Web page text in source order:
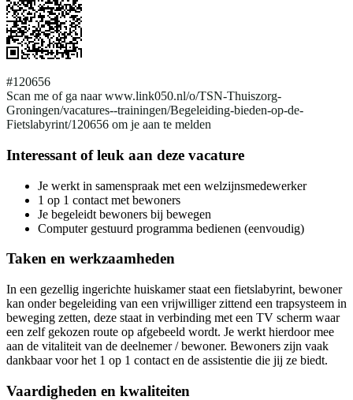
#120656
Scan me of ga naar www.link050.nl/o/TSN-Thuiszorg-
Groningen/vacatures--trainingen/Begeleiding-bieden-op-de-
Fietslabyrint/120656 om je aan te melden
Interessant of leuk aan deze vacature
Je werkt in samenspraak met een welzijnsmedewerker
1 op 1 contact met bewoners
Je begeleidt bewoners bij bewegen
Computer gestuurd programma bedienen (eenvoudig)
Taken en werkzaamheden
In een gezellig ingerichte huiskamer staat een fietslabyrint, bewoner
kan onder begeleiding van een vrijwilliger zittend een trapsysteem in
beweging zetten, deze staat in verbinding met een TV scherm waar
een zelf gekozen route op afgebeeld wordt. Je werkt hierdoor mee
aan de vitaliteit van de deelnemer / bewoner. Bewoners zijn vaak
dankbaar voor het 1 op 1 contact en de assistentie die jij ze biedt.
Vaardigheden en kwaliteiten